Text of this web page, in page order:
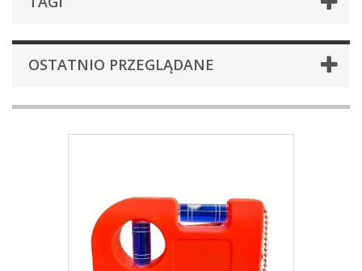
OSTATNIO PRZEGLĄDANE